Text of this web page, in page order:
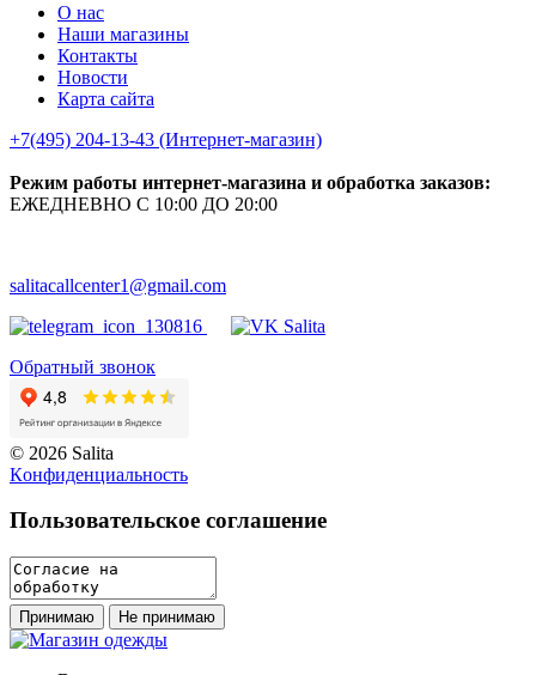
О нас
Наши магазины
Контакты
Новости
Карта сайта
+7(495) 204-13-43 (Интернет-магазин)
Режим работы интернет-магазина и обработка заказов:
ЕЖЕДНЕВНО С 10:00 ДО 20:00
salitacallcenter1@gmail.com
Обратный звонок
© 2026 Salita
Кoнфидeнциaльнoсть
Пользовательское соглашение
Принимаю Не принимаю